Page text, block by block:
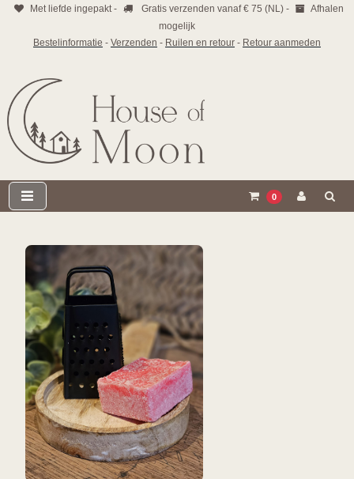
Met liefde ingepakt - Gratis verzenden vanaf € 75 (NL) -
Afhalen
mogelijk
Bestelinformatie - Verzenden - Ruilen en retour - Retour aanmeden
0